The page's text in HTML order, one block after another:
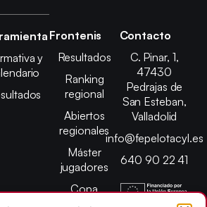
y
Frontenis
Resultados
Ranking
regional
Abiertos
regionales
Máster
jugadores
Copa
presidente
Contacto
C. Pinar, 1,
47430
Pedrajas de
San Esteban,
Valladolid
info@fepelotacyl.es
640 90 22 41